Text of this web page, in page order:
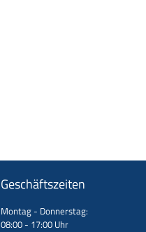
Geschäftszeiten
Montag - Donnerstag:
08:00 - 17:00 Uhr